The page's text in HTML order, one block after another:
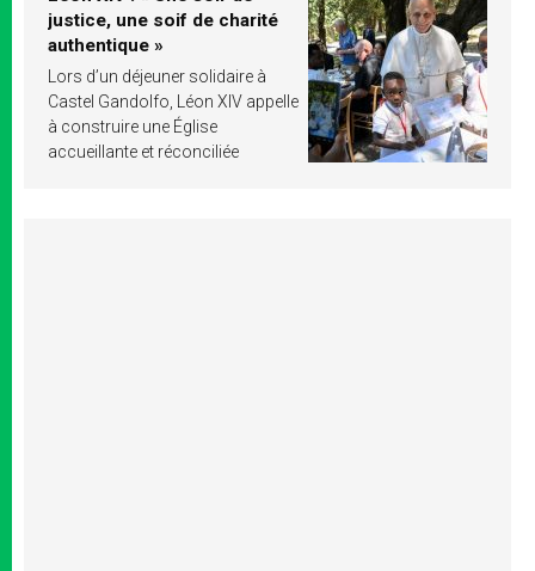
justice, une soif de charité
authentique »
Lors d’un déjeuner solidaire à
Castel Gandolfo, Léon XIV appelle
à construire une Église
accueillante et réconciliée